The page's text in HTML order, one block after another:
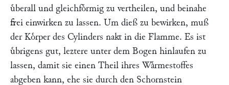
uͤberall und gleichfoͤrmig zu vertheilen, und beinahe
frei einwirken zu lassen. Um dieß zu bewirken, muß
der Koͤrper des Cylinders nakt in die Flamme. Es ist
uͤbrigens gut, leztere unter dem Bogen hinlaufen zu
lassen, damit sie einen Theil ihres Waͤrmestoffes
abgeben kann, ehe sie durch den Schornstein